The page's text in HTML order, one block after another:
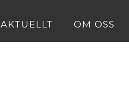
AKTUELLT OM OSS